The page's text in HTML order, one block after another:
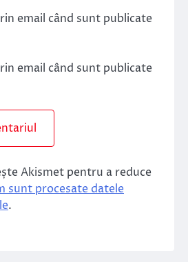
email când sunt publicate
email când sunt publicate
Akismet pentru a reduce
sunt procesate datele
.